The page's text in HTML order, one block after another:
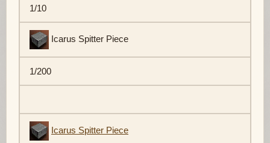
1/10
Icarus Spitter Piece
1/200
Icarus Spitter Piece